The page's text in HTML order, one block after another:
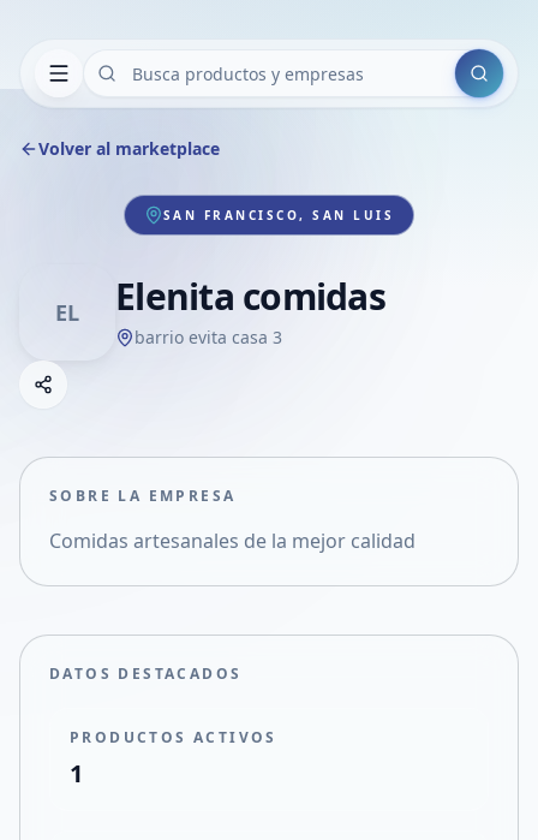
Buscar
Volver al marketplace
SAN FRANCISCO, SAN LUIS
EL Elenita comidas
barrio evita casa 3
Compartir empresa
Compartir en X
SOBRE LA EMPRESA
Comidas artesanales de la mejor calidad
DATOS DESTACADOS
PRODUCTOS ACTIVOS
1